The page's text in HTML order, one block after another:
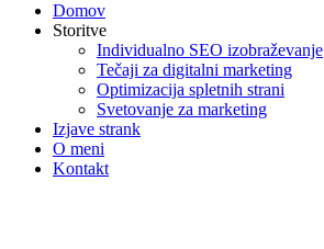
Domov
Storitve
Individualno SEO izobraževanje
Tečaji za digitalni marketing
Optimizacija spletnih strani
Svetovanje za marketing
Izjave strank
O meni
Kontakt